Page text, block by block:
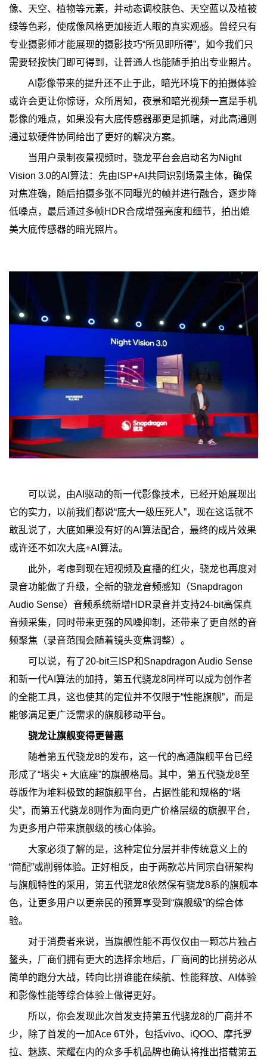
像、天空、植物等元素，并动态调校肤色、天空蓝以及植被
绿等色彩，使成像风格更加接近人眼的真实观感。曾经只有
专业摄影师才能展现的摄影技巧“所见即所得”，如今我们只
需要轻按快门即可得到，让普通人也能随手拍出专业照片。
AI影像带来的提升还不止于此，暗光环境下的拍摄体验
或许会更让你惊讶，众所周知，夜景和暗光视频一直是手机
影像的难点，如果没有大底传感器那更是抓瞎，对此高通则
通过软硬件协同给出了更好的解决方案。
当用户录制夜景视频时，骁龙平台会启动名为Night
Vision 3.0的AI算法：先由ISP+AI共同识别场景主体，确保
对焦准确，随后拍摄多张不同曝光的帧并进行融合，逐步降
低噪点，最后通过多帧HDR合成增强亮度和细节，拍出媲
美大底传感器的暗光照片。
可以说，由AI驱动的新一代影像技术，已经开始展现出
它的实力，以前我们都说“底大一级压死人”，现在这话就不
敢乱说了，大底如果没有好的AI算法配合，最终的成片效果
或许还不如次大底+AI算法。
此外，考虑到现在短视频及直播的红火，骁龙也再度对
录音功能做了升级，全新的骁龙音频感知（Snapdragon
Audio Sense）音频系统新增HDR录音并支持24-bit高保真
音频采集，同时带来更强的风噪抑制，还带来了更自然的音
频聚焦（录音范围会随着镜头变焦调整）。
可以说，有了20-bit三ISP和Snapdragon Audio Sense
和新一代AI算法的加持，第五代骁龙8同样可以成为创作者
的全能工具，这也使其的定位并不仅限于“性能旗舰”，而是
能够满足更广泛需求的旗舰移动平台。
骁龙让旗舰变得更普惠
随着第五代骁龙8的发布，这一代的高通旗舰平台已经
形成了“塔尖 + 大底座”的旗舰格局。其中，第五代骁龙8至
尊版作为堆料极致的超旗舰平台，占据性能和规格的“塔
尖”，而第五代骁龙8则作为面向更广价格层级的旗舰平台，
为更多用户带来旗舰级的核心体验。
大家必须了解的是，这种定位分层并非传统意义上的
“简配”或削弱体验。正好相反，由于两款芯片同宗自研架构
与旗舰特性的采用，第五代骁龙8依然保有骁龙8系的旗舰本
色，让更多用户以更亲民的预算享受到“旗舰级”的综合体
验。
对于消费者来说，当旗舰性能不再仅仅由一颗芯片独占
鳌头，厂商们拥有更大的选择余地后，厂商间的比拼势必从
简单的跑分大战，转向比拼谁能在续航、性能释放、AI体验
和影像性能等综合体验上做得更好。
所以，你会发现此次首发支持第五代骁龙8的厂商并不
少，除了首发的一加Ace 6T外，包括vivo、iQOO、摩托罗
拉、魅族、荣耀在内的众多手机品牌也确认将推出搭载第五